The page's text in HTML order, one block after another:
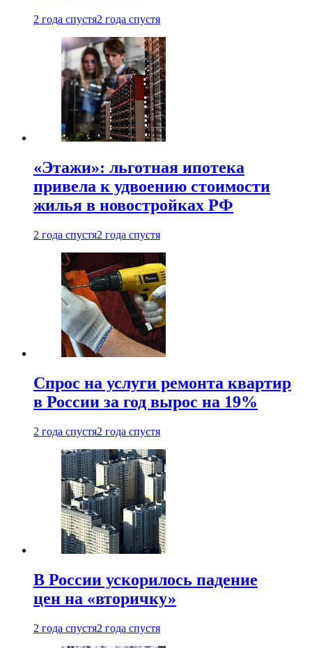
2 года спустя2 года спустя
«Этажи»: льготная ипотека
привела к удвоению стоимости
жилья в новостройках РФ
2 года спустя2 года спустя
Спрос на услуги ремонта квартир
в России за год вырос на 19%
2 года спустя2 года спустя
В России ускорилось падение
цен на «вторичку»
2 года спустя2 года спустя